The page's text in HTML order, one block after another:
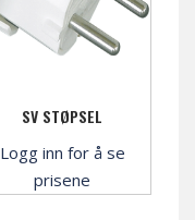
SV STØPSEL
Logg inn for å se
prisene